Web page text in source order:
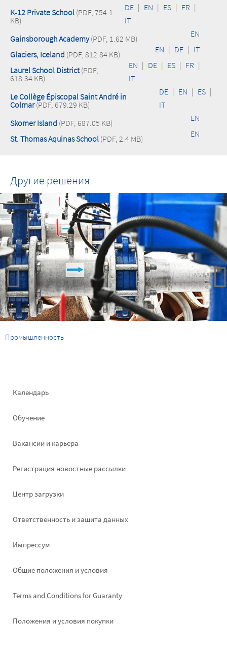
K-12 Private School (PDF, 754.1
KB)
DE | EN | ES | FR |
IT
Gainsborough Academy(PDF, 1.62 MB) EN
Glaciers, Iceland (PDF, 812.84 KB) EN | DE | IT
Laurel School District(PDF,
618.34 KB)
EN | DE | ES | FR |
IT
Le Collège Épiscopal Saint André in
Colmar(PDF, 679.29 KB)
DE | EN | ES |
IT
Skomer Island (PDF, 687.05 KB) EN
St. Thomas Aquinas School (PDF, 2.4 MB) EN
Другие решения
Промышленность
Footer
Календарь
Обучение
Вакансии и карьера
Pегистрация новостные рассылки
Footer
Центр загрузки
Ответственность и защита данных
Импрессум
Общие положения и условия
Terms and Conditions for Guaranty
Положения и условия покупки